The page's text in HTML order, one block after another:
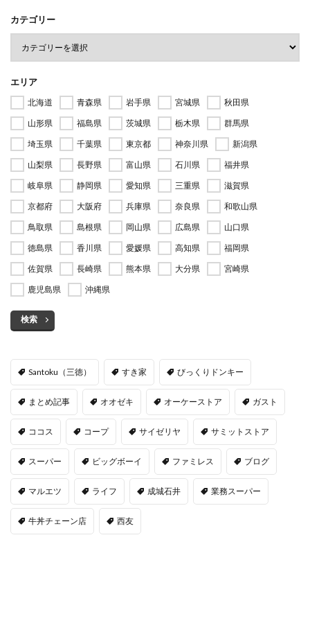
カテゴリー
エリア
北海道 青森県 岩手県 宮城県
秋田県
山形県
福島県 茨城県 栃木県
群馬県
埼玉県
千葉県 東京都 神奈川県
新潟県
山梨県
長野県 富山県 石川県
福井県
岐阜県
静岡県 愛知県 三重県
滋賀県
京都府
大阪府 兵庫県 奈良県
和歌山県
鳥取県
島根県 岡山県 広島県
山口県
徳島県
香川県 愛媛県 高知県
福岡県
佐賀県
長崎県 熊本県 大分県
宮崎県
鹿児島県
沖縄県
検索
Santoku（三徳） すき家 びっくりドンキー
まとめ記事 オオゼキ オーケーストア ガスト
ココス コープ サイゼリヤ サミットストア
スーパー ビッグボーイ ファミレス ブログ
マルエツ ライフ 成城石井 業務スーパー
牛丼チェーン店 西友